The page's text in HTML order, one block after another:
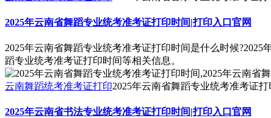
2025年云南省舞蹈专业统考准考证打印时间|打印入口官网
2025年云南省舞蹈专业统考准考证打印时间是什么时候
蹈专业统考准考证打印时间等相关信息。
云南舞蹈统考准考证打印2025年云南省舞蹈专业统考准考证
2025年云南省书法专业统考准考证打印时间|打印入口官网